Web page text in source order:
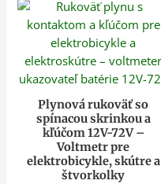
Plynová rukoväť so
spínacou skrinkou a
kľúčom 12V-72V –
Voltmetr pre
elektrobicykle, skútre a
štvorkolky